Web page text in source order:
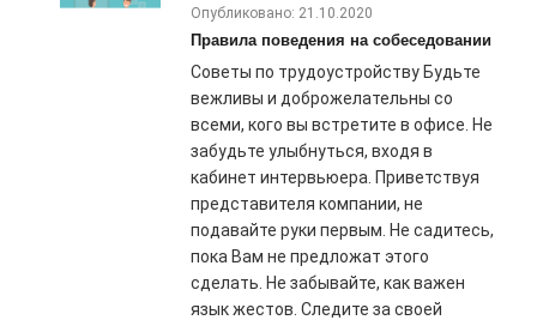
Опубликовано: 21.10.2020
Правила поведения на собеседовании
Советы по трудоустройству Будьте
вежливы и доброжелательны со
всеми, кого вы встретите в офисе. Не
забудьте улыбнуться, входя в
кабинет интервьюера. Приветствуя
представителя компании, не
подавайте руки первым. Не садитесь,
пока Вам не предложат этого
сделать. Не забывайте, как важен
язык жестов. Следите за своей